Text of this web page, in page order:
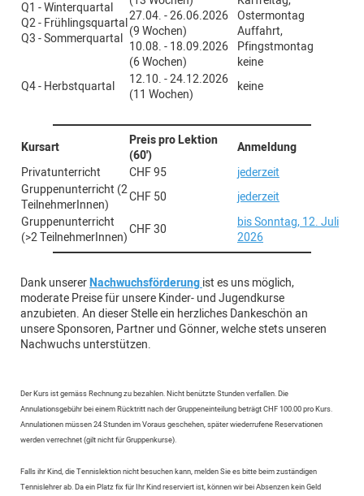
Q1 - Winterquartal
Q2 - Frühlingsquartal
Q3 - Sommerquartal
27.04. - 26.06.2026
(9 Wochen)
10.08. - 18.09.2026
(6 Wochen)
Ostermontag
Auffahrt,
Pfingstmontag
keine
Q4 - Herbstquartal
12.10. - 24.12.2026
(11 Wochen)
keine
Kursart
Preis pro Lektion
(60')
Anmeldung
Privatunterricht
CHF 95
jederzeit
Gruppenunterricht (2
TeilnehmerInnen)
CHF 50
jederzeit
Gruppenunterricht
(>2 TeilnehmerInnen)CHF 30
bis Sonntag, 12. Juli
2026
Dank unsererNachwuchsförderungist es uns möglich,
moderate Preise für unsere Kinder- und Jugendkurse
anzubieten. An dieser Stelle ein herzliches Dankeschön an
unsere Sponsoren, Partner und Gönner, welche stets unseren
Nachwuchs unterstützen.
Der Kurs ist gemäss Rechnung zu bezahlen. Nicht benützte Stunden verfallen. Die
Annulationsgebühr bei einem Rücktritt nach der Gruppeneinteilung beträgt CHF 100.00 pro Kurs.
Annulationen müssen 24 Stunden im Voraus geschehen, später wiederrufene Reservationen
werden verrechnet (gilt nicht für Gruppenkurse).
Falls ihr Kind, die Tennislektion nicht besuchen kann, melden Sie es bitte beim zuständigen
Tennislehrer ab. Da ein Platz fix für Ihr Kind reserviert ist, können wir bei Absenzen kein Geld